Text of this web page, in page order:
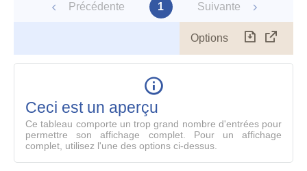
Précédente 1 Suivante
Options
le
Ceci est un aperçu
Ce tableau comporte un trop grand nombre d'entrées pour
permettre son affichage complet. Pour un affichage
complet, utilisez l'une des options ci-dessus.